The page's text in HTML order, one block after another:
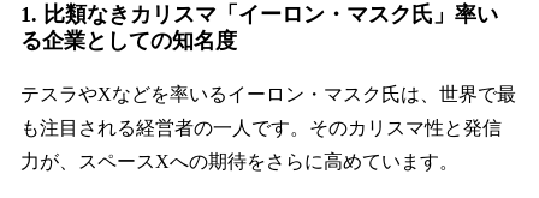
1. 比類なきカリスマ「イーロン・マスク氏」率い
る企業としての知名度
テスラやXなどを率いるイーロン・マスク氏は、世界で最
も注目される経営者の一人です。そのカリスマ性と発信
力が、スペースXへの期待をさらに高めています。